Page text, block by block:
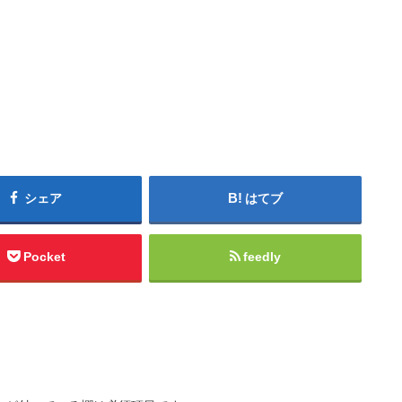
シェア はてブ
Pocket feedly